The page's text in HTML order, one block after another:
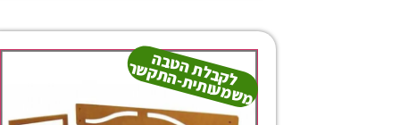
ל
ק
ב
ל
ת
ה
ט
ב
ה
מ
ש
מ
עו
תי
ת-
ה
ת
ק
ש
ר